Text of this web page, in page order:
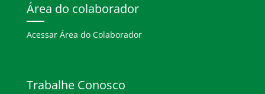
Área do colaborador
Acessar Área do Colaborador
Trabalhe Conosco